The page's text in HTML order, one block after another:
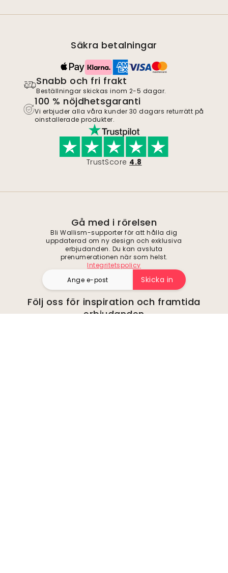
Säkra betalningar
Snabb och fri frakt
Beställningar skickas inom 2-5 dagar.
100 % nöjdhetsgaranti
Vi erbjuder alla våra kunder 30 dagars returrätt på
oinstallerade produkter.
TrustScore 4.8
Gå med i rörelsen
Bli Wallism-supporter för att hålla dig
uppdaterad om ny design och exklusiva
erbjudanden. Du kan avsluta
prenumerationen när som helst.
Integritetspolicy
Skicka in
Följ oss för inspiration och framtida
erbjudanden